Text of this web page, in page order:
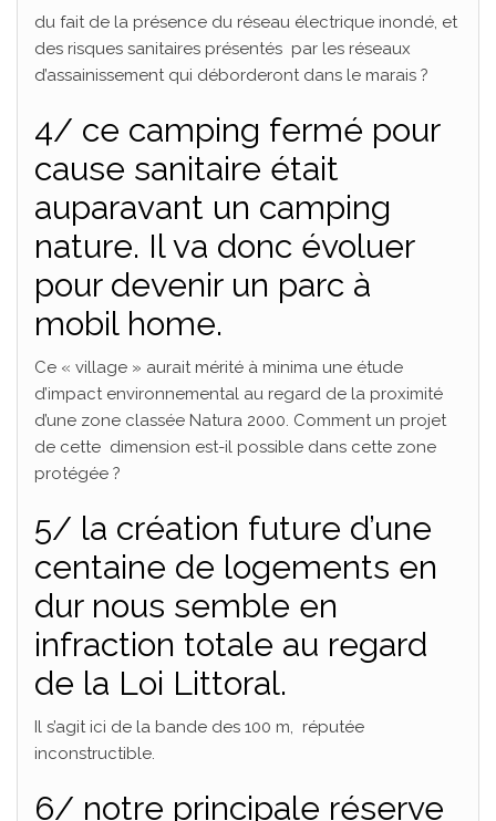
du fait de la présence du réseau électrique inondé, et
des risques sanitaires présentés par les réseaux
d’assainissement qui déborderont dans le marais ?
4/ ce camping fermé pour
cause sanitaire était
auparavant un camping
nature. Il va donc évoluer
pour devenir un parc à
mobil home.
Ce « village » aurait mérité à minima une étude
d’impact environnemental au regard de la proximité
d’une zone classée Natura 2000. Comment un projet
de cette dimension est-il possible dans cette zone
protégée ?
5/ la création future d’une
centaine de logements en
dur nous semble en
infraction totale au regard
de la Loi Littoral.
Il s’agit ici de la bande des 100 m, réputée
inconstructible.
6/ notre principale réserve